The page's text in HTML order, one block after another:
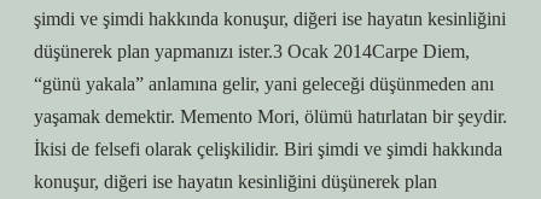
şimdi ve şimdi hakkında konuşur, diğeri ise hayatın kesinliğini
düşünerek plan yapmanızı ister.3 Ocak 2014Carpe Diem,
“günü yakala” anlamına gelir, yani geleceği düşünmeden anı
yaşamak demektir. Memento Mori, ölümü hatırlatan bir şeydir.
İkisi de felsefi olarak çelişkilidir. Biri şimdi ve şimdi hakkında
konuşur, diğeri ise hayatın kesinliğini düşünerek plan